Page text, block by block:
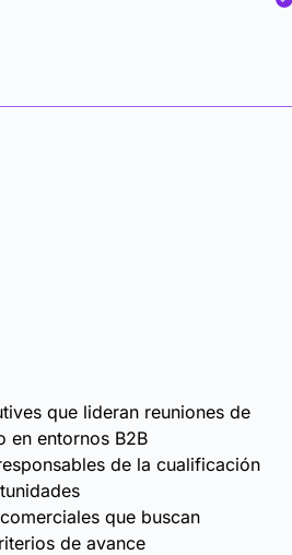
que lideran reuniones de
en entornos B2B
de la cualificación
que buscan
de avance